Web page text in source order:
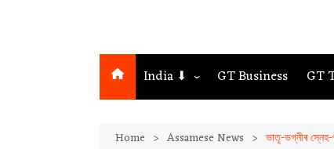
India ⬇ GT Business GT
Home Assamese News ভাতৃ-ভগ্নীৰ স্নেহ-